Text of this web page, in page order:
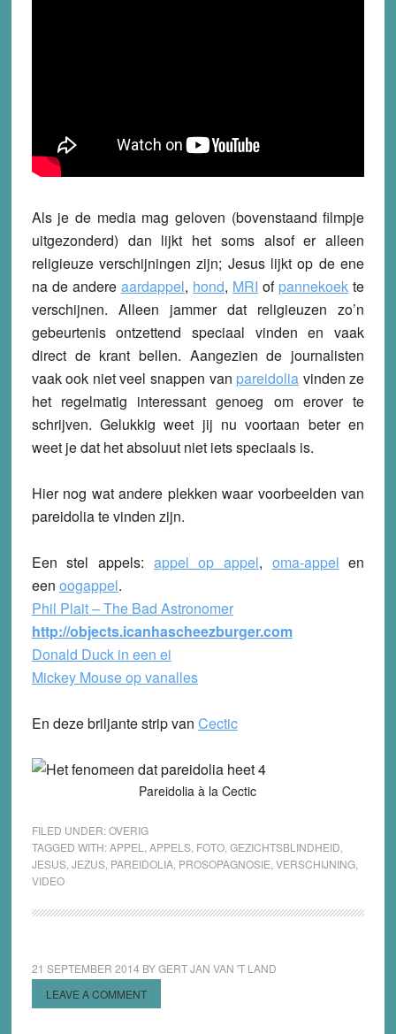
Als je de media mag geloven (bovenstaand filmpje
uitgezonderd) dan lijkt het soms alsof er alleen
religieuze verschijningen zijn; Jesus lijkt op de ene
na de andere aardappel, hond, MRI of pannekoek te
verschijnen. Alleen jammer dat religieuzen zo’n
gebeurtenis ontzettend speciaal vinden en vaak
direct de krant bellen. Aangezien de journalisten
vaak ook niet veel snappen van pareidolia vinden ze
het regelmatig interessant genoeg om erover te
schrijven. Gelukkig weet jij nu voortaan beter en
weet je dat het absoluut niet iets speciaals is.
Hier nog wat andere plekken waar voorbeelden van
pareidolia te vinden zijn.
Een stel appels: appel op appel, oma-appel en
een oogappel.
Phil Plait – The Bad Astronomer
http://objects.icanhascheezburger.com
Donald Duck in een ei
Mickey Mouse op vanalles
En deze briljante strip van Cectic
Pareidolia à la Cectic
FILED UNDER:OVERIG
TAGGED WITH:APPEL,APPELS, FOTO,GEZICHTSBLINDHEID,
JESUS,JEZUS, PAREIDOLIA, PROSOPAGNOSIE,VERSCHIJNING,
VIDEO
21 SEPTEMBER 2014 BYGERT JAN VAN 'T LAND
LEAVE A COMMENT